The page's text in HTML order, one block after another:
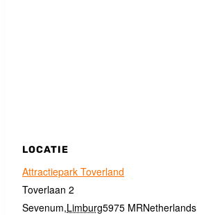
LOCATIE
Attractiepark Toverland
Toverlaan 2
Sevenum,Limburg5975 MRNetherlands